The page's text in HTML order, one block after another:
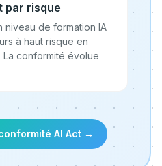
par risque
niveau de formation IA
à haut risque en
conformité évolue
AI Act →